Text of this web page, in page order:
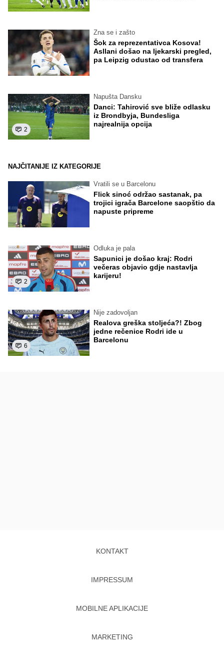
Zna se i zašto
Šok za reprezentativca Kosova!
Asllani došao na ljekarski pregled,
pa Leipzig odustao od transfera
2
Napušta Dansku
Danci: Tahirović sve bliže odlasku
iz Brondbyja, Bundesliga
najrealnija opcija
NAJČITANIJE IZ KATEGORIJE
Vratili se u Barcelonu
Flick sinoć održao sastanak, pa
trojici igrača Barcelone saopštio da
napuste pripreme
2
Odluka je pala
Sapunici je došao kraj: Rodri
večeras objavio gdje nastavlja
karijeru!
6
Nije zadovoljan
Realova greška stoljeća?! Zbog
jedne rečenice Rodri ide u
Barcelonu
KONTAKT
IMPRESSUM
MOBILNE APLIKACIJE
MARKETING